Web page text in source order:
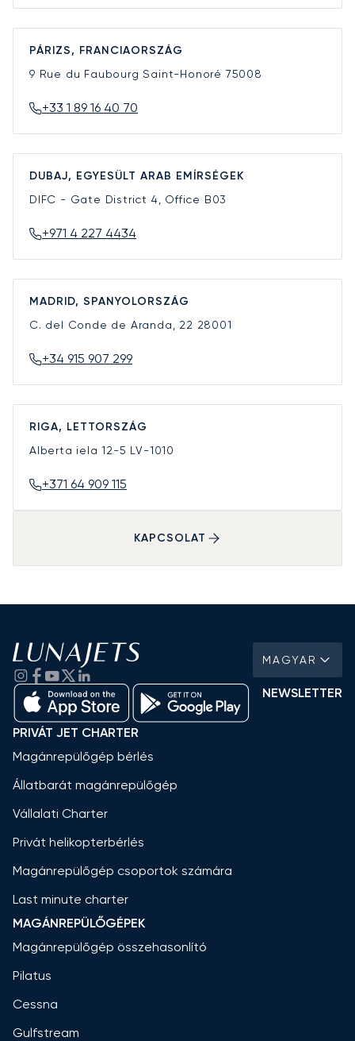
PÁRIZS, FRANCIAORSZÁG
9 Rue du Faubourg Saint-Honoré 75008
+33 1 89 16 40 70
DUBAJ, EGYESÜLT ARAB EMÍRSÉGEK
DIFC - Gate District 4, Office B03
+971 4 227 4434
MADRID, SPANYOLORSZÁG
C. del Conde de Aranda, 22 28001
+34 915 907 299
RIGA, LETTORSZÁG
Alberta iela 12-5 LV-1010
+371 64 909 115
KAPCSOLAT
MAGYAR
NEWSLETTER
PRIVÁT JET CHARTER
Magánrepülőgép bérlés
Állatbarát magánrepülőgép
Vállalati Charter
Privát helikopterbérlés
Magánrepülőgép csoportok számára
Last minute charter
MAGÁNREPÜLŐGÉPEK
Magánrepülőgép összehasonlító
Pilatus
Cessna
Gulfstream